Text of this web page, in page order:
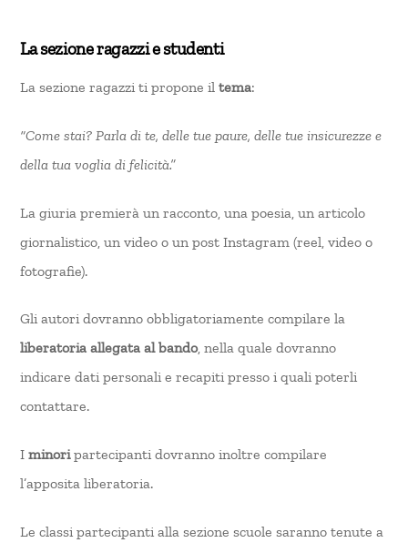
La sezione ragazzi e studenti
La sezione ragazzi ti propone iltema:
“Come stai? Parla di te, delle tue paure, delle tue insicurezze e
della tua voglia di felicità.”
La giuria premierà un racconto, una poesia, un articolo
giornalistico, un video o un post Instagram (reel, video o
fotografie).
Gli autori dovranno obbligatoriamente compilare la
liberatoria allegata al bando, nella quale dovranno
indicare dati personali e recapiti presso i quali poterli
contattare.
Iminoripartecipanti dovranno inoltre compilare
l’apposita liberatoria.
Le classi partecipanti alla sezione scuole saranno tenute a